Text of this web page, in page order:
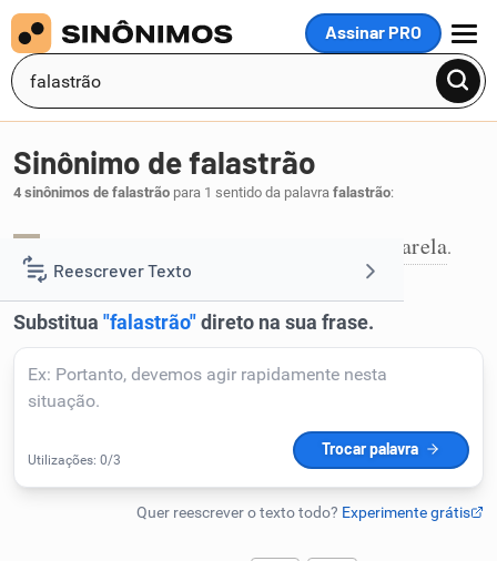
Assinar PRO
MENU
Reescrever Texto
Resumir Texto
Corrigir Texto
Detector de IA
Humanizador de IA
Sinônimo de falastrão
4 sinônimos de falastrão para 1 sentido da palavra falastrão:
tagarela.